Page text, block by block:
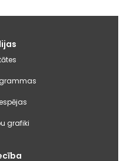
grafiki